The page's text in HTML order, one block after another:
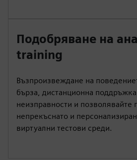
Подобряване на
training
Възпроизвеждане на
бърза, дистанционна
неизправности и позволявайте
непрекъснато и
виртуални тестови среди.